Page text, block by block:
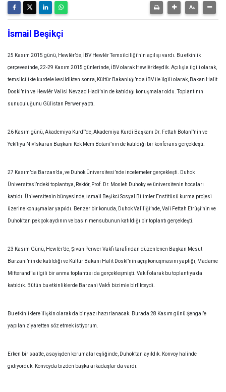
İsmail Beşikçi
25 Kasım 2015 günü, Hewlêr’de, İBV Hewlêr Temsilciliği’nin açılışı vardı. Bu etkinlik
çerçevesinde, 22-29 Kasım 2015 günlerinde, İBV olarak Hewlêr’deydik. Açılışla ilgili olarak,
temsilcilikte kurdele kesildikten sonra, Kültür Bakanlığı’nda İBV ile ilgili olarak, Bakan Halit
Doski’nin ve Hewlêr Valisi Nevzad Hadi’nin de katıldığı konuşmalar oldu. Toplantının
sunuculuğunu Gülistan Perwer yaptı.
26 Kasım günü, Akademiya Kurdî’de, Akademiya Kurdî Başkanı Dr. Fettah Botanî’nin ve
Yekîtiya Nivîskaran Başkanı Kek Mem Botanî’nin de katıldığı bir konferans gerçekleşti.
27 Kasım’da Barzan’da, ve Duhok Üniversitesi’nde incelemeler gerçekleşti. Duhok
Üniversitesi’ndeki toplantıya, Rektör, Prof. Dr. Mosleh Duhoky ve üniversitenin hocaları
katıldı. Üniversitenin bünyesinde, İsmail Beşikci Sosyal Bilimler Enstitüsü kurma projesi
üzerine konuşmalar yapıldı. Benzer bir konuda, Duhok Valiliği’nde, Vali Fettah Etrûşî’nin ve
Duhok’tan pek çok aydının ve basın mensubunun katıldığı bir toplantı gerçekleşti.
23 Kasım Günü, Hewlêr’de, Şivan Perwer Vakfı tarafından düzenlenen Başkan Mesut
Barzani’nin de katıldığı ve Kültür Bakanı Halit Doskî’nin açış konuşmasını yaptığı, Madame
Mitterand’la ilgili bir anma toplantısı da gerçekleşmişti. Vakıf olarak bu toplantıya da
katıldık. Bütün bu etkinliklerde Barzani Vakfı bizimle birlikteydi.
Bu etkinliklere ilişkin olarak da bir yazı hazırlanacak. Burada 28 Kasım günü Şengal’e
yapılan ziyaretten söz etmek istiyorum.
Erken bir saatte, asayişden korumalar eşliğinde, Duhok’tan ayıldık. Konvoy halinde
gidiyorduk. Konvoyda bizden başka arkadaşlar da vardı.